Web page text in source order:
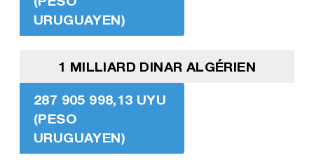
URUGUAYEN)
1 MILLIARD DINAR ALGÉRIEN
287 905 998,13 UYU
(PESO
URUGUAYEN)